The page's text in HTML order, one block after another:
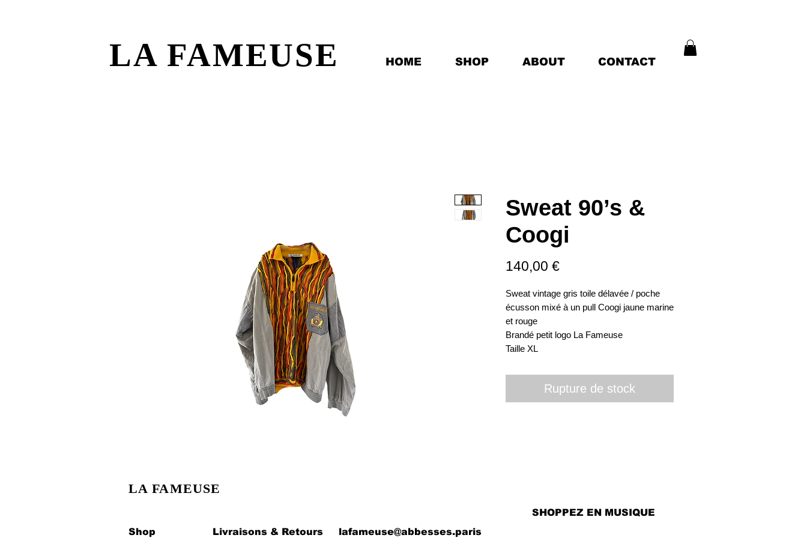
LA FAMEUSE HOME SHOP ABOUT CONTACT
Sweat 90’s &
Coogi
140,00 €Prix
Sweat vintage gris toile délavée / poche
écusson mixé à un pull Coogi jaune marine
et rouge
Brandé petit logo La Fameuse
Taille XL
Rupture de stock
LA FAMEUSE
SHOPPEZ EN MUSIQUE
Shop
Livraisons & Retours lafameuse@abbesses.paris